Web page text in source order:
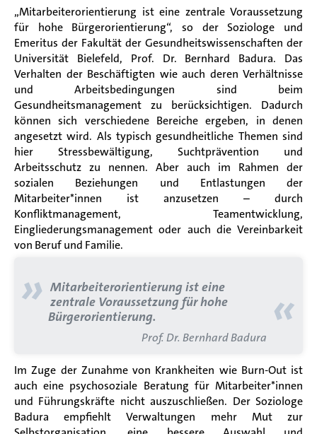
„Mitarbeiterorientierung ist eine zentrale Voraussetzung
für hohe Bürgerorientierung“, so der Soziologe und
Emeritus der Fakultät der Gesundheitswissenschaften der
Universität Bielefeld, Prof. Dr. Bernhard Badura. Das
Verhalten der Beschäftigten wie auch deren Verhältnisse
und Arbeitsbedingungen sind beim
Gesundheitsmanagement zu berücksichtigen. Dadurch
können sich verschiedene Bereiche ergeben, in denen
angesetzt wird. Als typisch gesundheitliche Themen sind
hier Stressbewältigung, Suchtprävention und
Arbeitsschutz zu nennen. Aber auch im Rahmen der
sozialen Beziehungen und Entlastungen der
Mitarbeiter*innen ist anzusetzen – durch
Konfliktmanagement, Teamentwicklung,
Eingliederungsmanagement oder auch die Vereinbarkeit
von Beruf und Familie.
» Mitarbeiterorientierung ist eine
zentrale Voraussetzung für hohe
Bürgerorientierung.
«
Prof. Dr. Bernhard Badura
Im Zuge der Zunahme von Krankheiten wie Burn-Out ist
auch eine psychosoziale Beratung für Mitarbeiter*innen
und Führungskräfte nicht auszuschließen. Der Soziologe
Badura empfiehlt Verwaltungen mehr Mut zur